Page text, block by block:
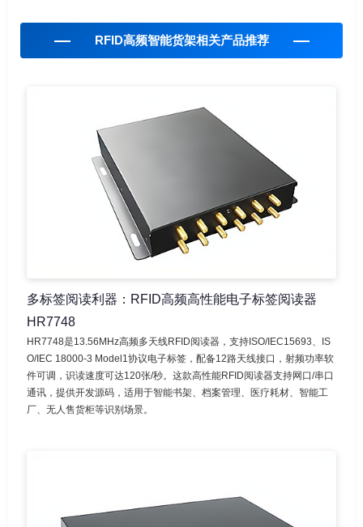
RFID高频智能货架相关产品推荐
多标签阅读利器：RFID高频高性能电子标签阅读器
HR7748
HR7748是13.56MHz高频多天线RFID阅读器，支持ISO/IEC15693、IS
O/IEC 18000-3 Model1协议电子标签，配备12路天线接口，射频功率软
件可调，识读速度可达120张/秒。这款高性能RFID阅读器支持网口/串口
通讯，提供开发源码，适用于智能书架、档案管理、医疗耗材、智能工
厂、无人售货柜等识别场景。